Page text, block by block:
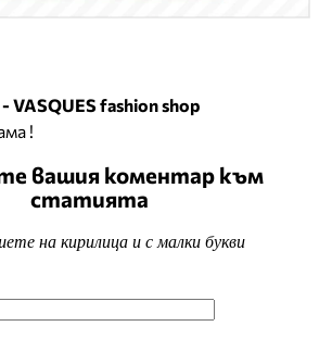
VASQUES fashion shop
!
вашия коментар към
статията
на кирилица и с малки букви